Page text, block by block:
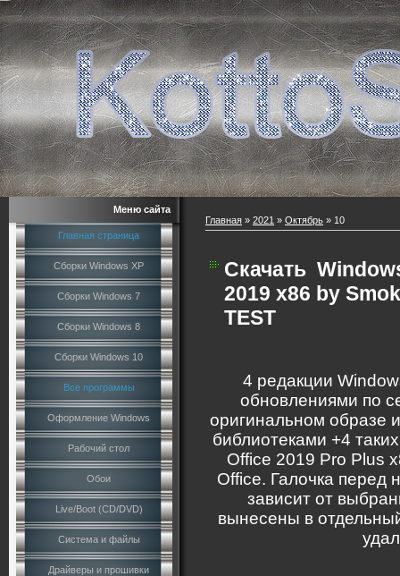
Меню сайта
Главная страница
Сборки Windows XP
Сборки Windows 7
Сборки Windows 8
Сборки Windows 10
Все программы
Оформление Windows
Рабочий стол
Обои
Live/Boot (CD/DVD)
Система и файлы
Драйверы и прошивки
Главная » 2021 » Октябрь » 10
Скачать
2019 x86 by
TEST
4 редакции
обновлениями по
оригинальном образе
библиотеками +4
Office 2019 Pro Plus
Office. Галочка перед
зависит от
вынесены в